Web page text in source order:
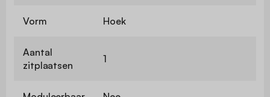
Vorm Hoek
Aantal
zitplaatsen
1